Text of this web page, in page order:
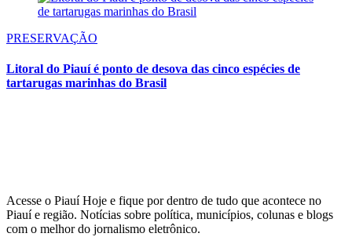
PRESERVAÇÃO
Litoral do Piauí é ponto de desova das cinco espécies de
tartarugas marinhas do Brasil
Acesse o Piauí Hoje e fique por dentro de tudo que acontece no
Piauí e região. Notícias sobre política, municípios, colunas e blogs
com o melhor do jornalismo eletrônico.